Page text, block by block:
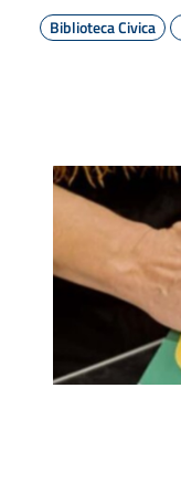
Biblioteca Civica